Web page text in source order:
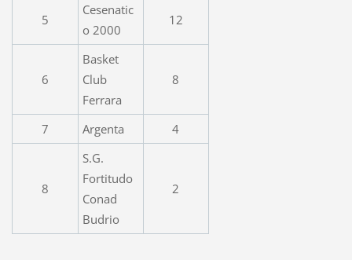
5
Cesenatic
o 2000
12
6
Basket
Club
Ferrara
8
7 Argenta 4
8
S.G.
Fortitudo
Conad
Budrio
2